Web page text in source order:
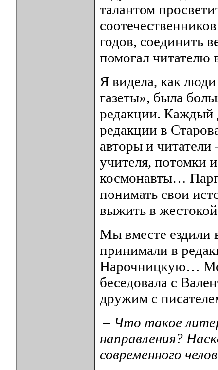
талантом
годов, соединить
помогал читателю
Я видела, как
газеты», была
редакции. Каждый
редакции в
авторы и
учителя, потомки
космонавты…
понимать свои
выжить в
Мы вместе ездили
принимали в
Нарочницкую…
беседовала с
дружим с
– Что такое
направления?
современного